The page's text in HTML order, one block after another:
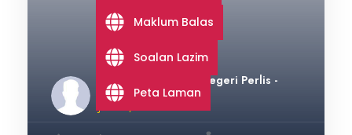
Jabatan Kerja Raya Negeri Perlis -
Rasmi
Maklum Balas
Soalan Lazim
Peta Laman